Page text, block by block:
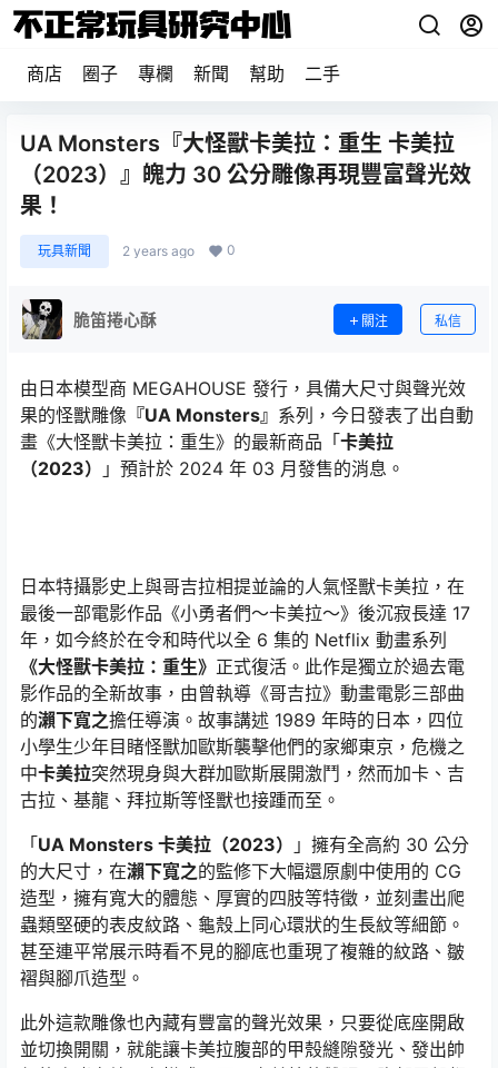
商店 圈子 專欄 新聞 幫助 二手
UA Monsters『大怪獸卡美拉：重生 卡美拉
（2023）』魄力 30 公分雕像再現豐富聲光效
果！
玩具新聞 2 years ago 0
脆笛捲心酥 關注 私信
由日本模型商 MEGAHOUSE 發行，具備大尺寸與聲光效
果的怪獸雕像 『UA Monsters』 系列，今日發表了出自動
畫《大怪獸卡美拉：重生》的最新商品「卡美拉
（2023）
」預計於 2024 年 03 月發售的消息。
日本特攝影史上與哥吉拉相提並論的人氣怪獸卡美拉，在
最後一部電影作品《小勇者們～卡美拉～》後沉寂長達 17
年，如今終於在令和時代以全 6 集的 Netflix 動畫系列
《大怪獸卡美拉：重生》 正式復活。此作是獨立於過去電
影作品的全新故事，由曾執導《哥吉拉》動畫電影三部曲
的瀨下寬之擔任導演。故事講述 1989 年時的日本，四位
小學生少年目睹怪獸加歐斯襲擊他們的家鄉東京，危機之
中卡美拉突然現身與大群加歐斯展開激鬥，然而加卡、吉
古拉、基龍、拜拉斯等怪獸也接踵而至。
「UA Monsters 卡美拉（2023）
」擁有全高約 30 公分
的大尺寸，在瀨下寬之的監修下大幅還原劇中使用的 CG
造型，擁有寬大的體態、厚實的四肢等特徵，並刻畫出爬
蟲類堅硬的表皮紋路、龜殼上同心環狀的生長紋等細節。
甚至連平常展示時看不見的腳底也重現了複雜的紋路、皺
褶與腳爪造型。
此外這款雕像也內藏有豐富的聲光效果，只要從底座開啟
並切換開關，就能讓卡美拉腹部的甲殼縫隙發光、發出帥